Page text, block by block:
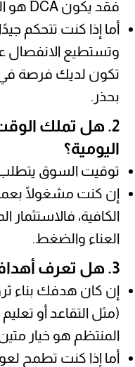
فقد يكون DCA هو الخيار الأكثر راحة.
أما إذا كنت تتحكم
وتستطيع الانفصال
تكون لديك فرصة
بحذر.
2. هل تملك
اليومية؟
توقيت السوق
إن كنت مشغولًا
الكافية،
العناء والضغط.
3. هل تعرف أهدافك المالية بوضوح؟
إن كان هدفك بناء
(مثل التقاعد أو تعليم
المنتظم هو خيار
أما إذا كنت تطمح